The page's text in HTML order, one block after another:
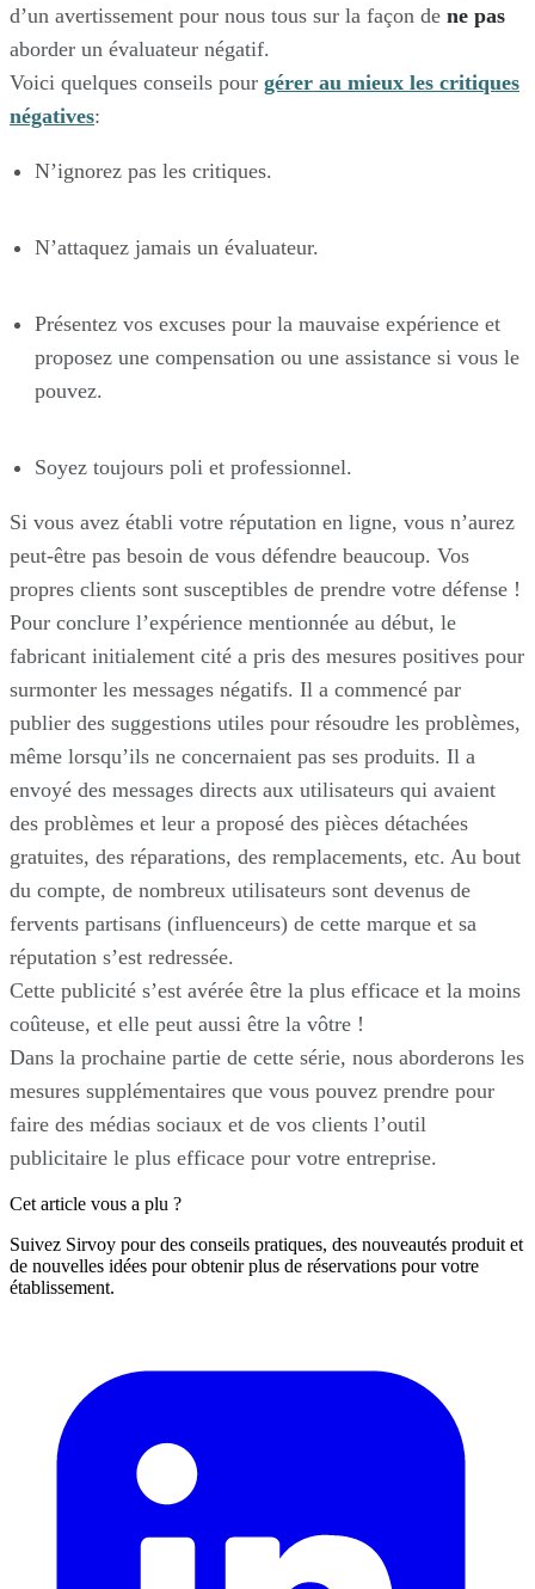
d’un avertissement pour nous tous sur la façon de ne pas
aborder un évaluateur négatif.
Voici quelques conseils pour gérer au mieux les critiques
négatives:
N’ignorez pas les critiques.
N’attaquez jamais un évaluateur.
Présentez vos excuses pour la mauvaise expérience et
proposez une compensation ou une assistance si vous le
pouvez.
Soyez toujours poli et professionnel.
Si vous avez établi votre réputation en ligne, vous n’aurez
peut-être pas besoin de vous défendre beaucoup. Vos
propres clients sont susceptibles de prendre votre défense !
Pour conclure l’expérience mentionnée au début, le
fabricant initialement cité a pris des mesures positives pour
surmonter les messages négatifs. Il a commencé par
publier des suggestions utiles pour résoudre les problèmes,
même lorsqu’ils ne concernaient pas ses produits. Il a
envoyé des messages directs aux utilisateurs qui avaient
des problèmes et leur a proposé des pièces détachées
gratuites, des réparations, des remplacements, etc. Au bout
du compte, de nombreux utilisateurs sont devenus de
fervents partisans (influenceurs) de cette marque et sa
réputation s’est redressée.
Cette publicité s’est avérée être la plus efficace et la moins
coûteuse, et elle peut aussi être la vôtre !
Dans la prochaine partie de cette série, nous aborderons les
mesures supplémentaires que vous pouvez prendre pour
faire des médias sociaux et de vos clients l’outil
publicitaire le plus efficace pour votre entreprise.
Cet article vous a plu ?
Suivez Sirvoy pour des conseils pratiques, des nouveautés produit et
de nouvelles idées pour obtenir plus de réservations pour votre
établissement.